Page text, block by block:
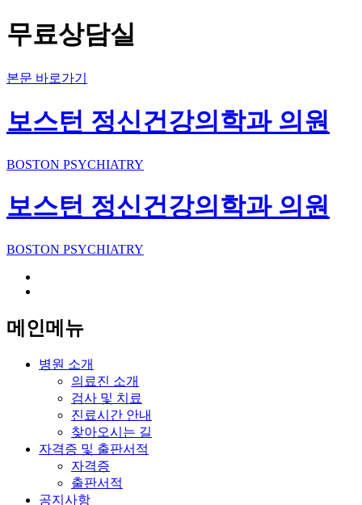
무료상담실
본문 바로가기
보스턴 정신건강의학과 의원
BOSTON PSYCHIATRY
보스턴 정신건강의학과 의원
BOSTON PSYCHIATRY
메인메뉴
병원 소개
의료진 소개
검사 및 치료
진료시간 안내
찾아오시는 길
자격증 및 출판서적
자격증
출판서적
공지사항